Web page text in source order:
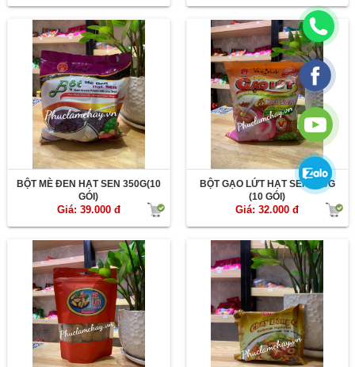
BỘT MÈ ĐEN HẠT SEN 350G(10
GÓI)
Giá: 39.000 đ
BỘT GẠO LỨT HẠT SEN 300G
(10 GÓI)
Giá: 32.000 đ